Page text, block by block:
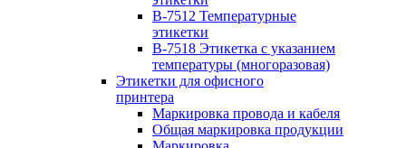
B-7512 Температурные
этикетки
B-7518 Этикетка с указанием
температуры (многоразовая)
Этикетки для офисного
принтера
Маркировка провода и кабеля
Общая маркировка продукции